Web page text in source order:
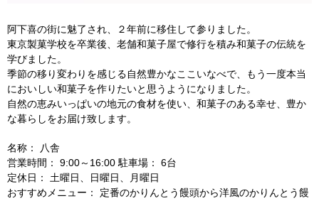
阿下喜の街に魅了され、２年前に移住して参りました。
東京製菓学校を卒業後、老舗和菓子屋で修行を積み和菓子の伝統を
学びました。
季節の移り変わりを感じる自然豊かなここいなべで、もう一度本当
においしい和菓子を作りたいと思うようになりました。
自然の恵みいっぱいの地元の食材を使い、和菓子のある幸せ、豊か
な暮らしをお届け致します。
名称： 八舎
営業時間： 9:00～16:00 駐車場： 6台
定休日： 土曜日、日曜日、月曜日
おすすめメニュー： 定番のかりんとう饅頭から洋風のかりんとう饅